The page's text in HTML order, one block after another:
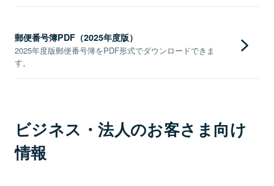
郵便番号簿PDF（2025年度版）
2025年度版郵便番号簿をPDF形式でダウンロードできま
す。
ビジネス・法人のお客さま向け
情報